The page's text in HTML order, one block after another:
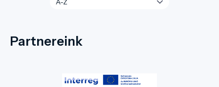
Partnereink